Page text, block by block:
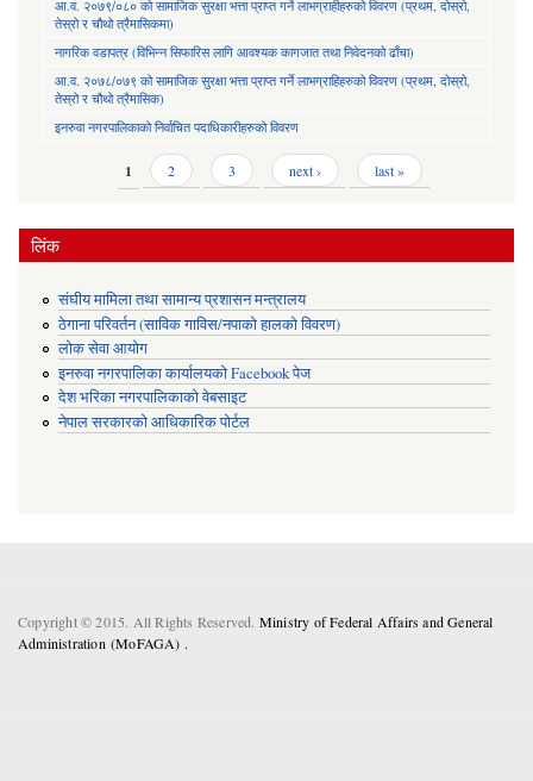
आ.व. २०७९/०८० को सामाजिक सुरक्षा भत्ता प्राप्त गर्ने लाभग्राहीहरुको विवरण (प्रथम, दोस्रो,
तेस्रो र चौथो त्रैमासिकमा)
नागरिक वडापत्र (विभिन्न सिफारिस लागि आवश्यक कागजात तथा निवेदनको ढाँचा)
आ.व. २०७८/०७९ को सामाजिक सुरक्षा भत्ता प्राप्त गर्ने लाभग्राहिहरुको विवरण (प्रथम, दोस्रो,
तेस्रो र चौथो त्रैमासिक)
इनरुवा नगरपालिकाको निर्वाचित पदाधिकारीहरुको विवरण
1 2 3 next › last »
लिंक
संघीय मामिला तथा सामान्य प्रशासन मन्त्रालय
ठेगाना परिवर्तन (साविक गाविस/नपाको हालको विवरण)
लोक सेवा आयोग
इनरुवा नगरपालिका कार्यालयको Facebook पेज
देश भरिका नगरपालिकाको वेबसाइट
नेपाल सरकारको आधिकारिक पोर्टल
Copyright © 2015. All Rights Reserved. Ministry of Federal Affairs and General
Administration (MoFAGA) .